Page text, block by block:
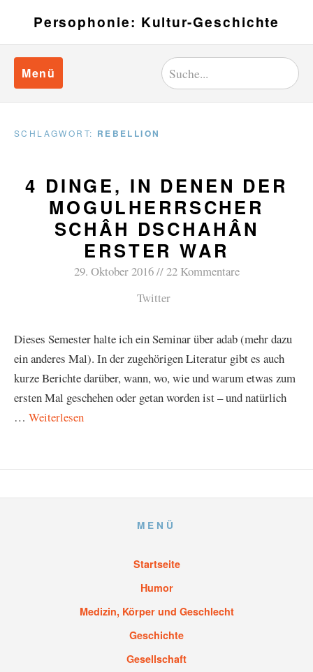
Persophonie: Kultur-Geschichte
Menü
SCHLAGWORT: REBELLION
4 DINGE, IN DENEN DER
MOGULHERRSCHER
SCHÂH DSCHAHÂN
ERSTER WAR
29. Oktober 2016
22 Kommentare
Twitter
Dieses Semester halte ich ein Seminar über adab (mehr dazu
ein anderes Mal). In der zugehörigen Literatur gibt es auch
kurze Berichte darüber, wann, wo, wie und warum etwas zum
ersten Mal geschehen oder getan worden ist – und natürlich
… Weiterlesen
MENÜ
Startseite
Humor
Medizin, Körper und Geschlecht
Geschichte
Gesellschaft